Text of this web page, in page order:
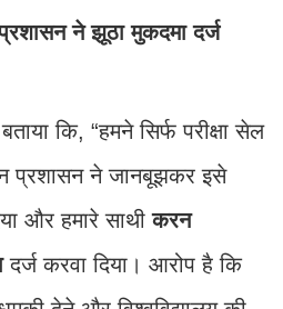
ने झूठा मुकदमा दर्ज
कि, “हमने सिर्फ परीक्षा सेल
प्रशासन ने जानबूझकर इसे
और हमारे साथीकरन
दर्ज करवा दिया। आरोप है कि